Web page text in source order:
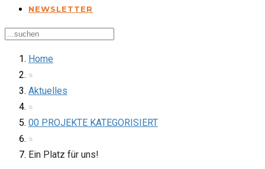
NEWSLETTER
Home
»
Aktuelles
»
00 PROJEKTE KATEGORISIERT
»
Ein Platz für uns!